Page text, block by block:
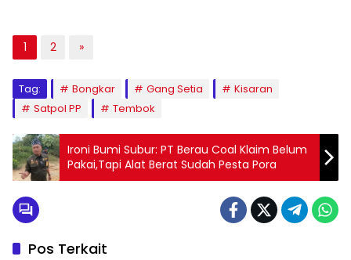
1 2 »
Tag: Bongkar Gang Setia
Kisaran
Satpol PP
Tembok
Ironi Bumi Subur: PT Berau Coal Klaim Belum
Pakai,Tapi Alat Berat Sudah Pesta Pora
Pos Terkait